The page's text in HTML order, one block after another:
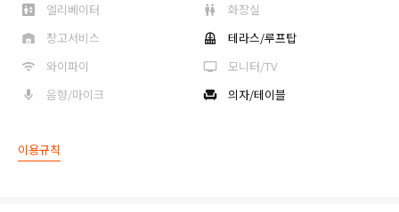
엘리베이터
화장실
창고서비스
테라스/루프탑
와이파이
모니터/TV
음향/마이크
의자/테이블
이용규칙